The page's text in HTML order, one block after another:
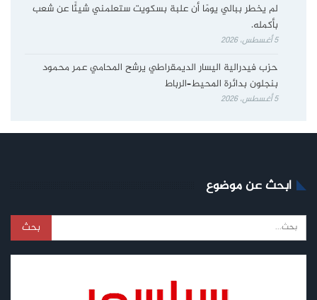
لم يخطر ببالي يومًا أن علبة بسكويت ستعلمني شيئًا عن شعب
بأكمله.
5 أغسطس، 2026
حزب فيدرالية اليسار الديمقراطي يرشح المحامي عمر محمود
بنجلون بدائرة المحيط–الرباط
5 أغسطس، 2026
ابحث عن موضوع